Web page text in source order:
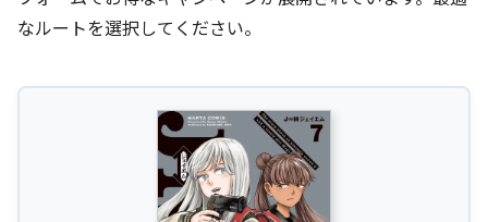
なルートを選択してください。